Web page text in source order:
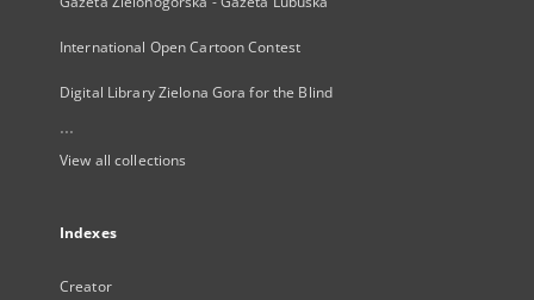
International Open Cartoon Contest
Digital Library Zielona Gora for the Blind
...
View all collections
Indexes
Creator